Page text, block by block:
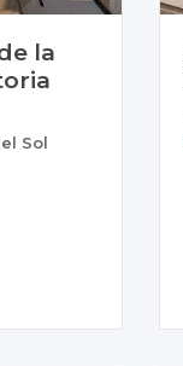
la
Sol